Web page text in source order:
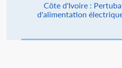
Côte d'Ivoire :
d'alimentation